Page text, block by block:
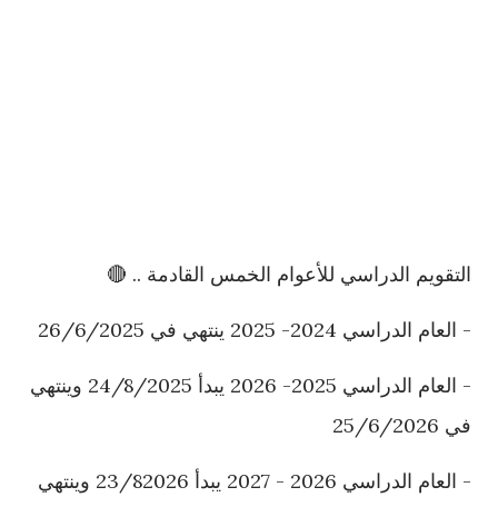
التقويم الدراسي للأعوام الخمس القادمة .. 🔴
- العام الدراسي 2024- 2025 ينتهي في 26/6/2025
- العام الدراسي 2025- 2026 يبدأ 24/8/2025 وينتهي
في 25/6/2026
- العام الدراسي 2026 - 2027 يبدأ 23/82026 وينتهي